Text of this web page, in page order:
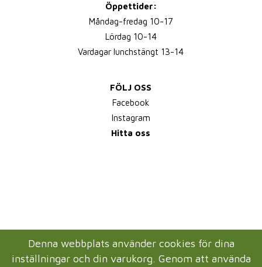
Öppettider:
Måndag-fredag 10-17
Lördag 10-14
Vardagar lunchstängt 13-14
FÖLJ OSS
Facebook
Instagram
Hitta oss
Denna webbplats använder cookies för dina
inställningar och din varukorg. Genom att använda